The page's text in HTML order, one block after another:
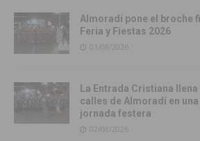
Almoradí pone el broche
Feria y Fiestas 2026
03/08/2026
La Entrada Cristiana
calles de Almoradí en
jornada festera
02/08/2026